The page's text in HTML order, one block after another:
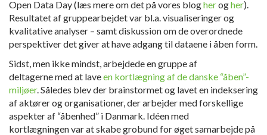
Open Data Day (læs mere om det på vores blogherogher).
Resultatet af gruppearbejdet var bl.a. visualiseringer og
kvalitative analyser – samt diskussion om de overordnede
perspektiver det giver at have adgang til dataene i åben form.
Sidst, men ikke mindst, arbejdede en gruppe af
deltagerne med at laveen kortlægning af de danske “åben”-
miljøer. Således blev der brainstormet og lavet en indeksering
af aktører og organisationer, der arbejder med forskellige
aspekter af “åbenhed” i Danmark. Idéen med
kortlægningen var at skabe grobund for øget samarbejde på